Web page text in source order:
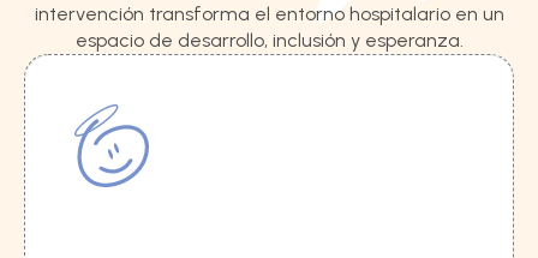
intervención transforma el entorno hospitalario en un
espacio de desarrollo, inclusión y esperanza.